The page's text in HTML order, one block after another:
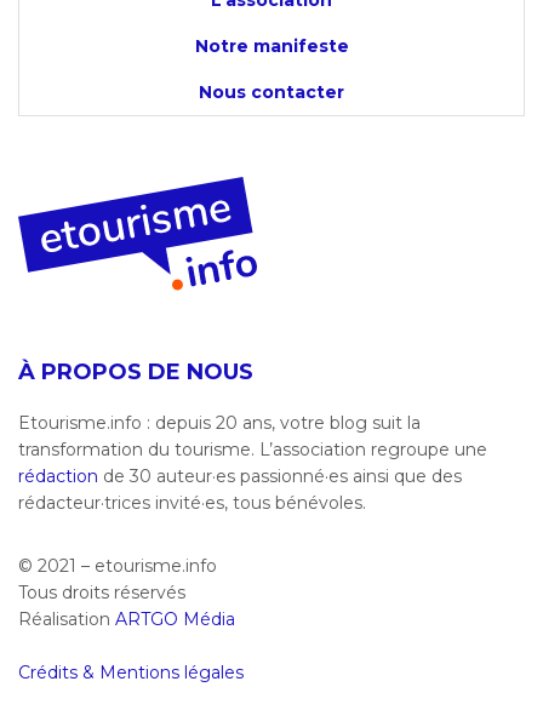
Notre manifeste
Nous contacter
À PROPOS DE NOUS
Etourisme.info : depuis 20 ans, votre blog suit la
transformation du tourisme. L’association regroupe une
rédaction de 30 auteur·es passionné·es ainsi que des
rédacteur·trices invité·es, tous bénévoles.
© 2021 – etourisme.info
Tous droits réservés
Réalisation ARTGO Média
Crédits & Mentions légales